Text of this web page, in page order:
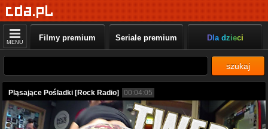
MENU Filmy premium Seriale premium Dla dzieci
szukaj
Pląsające Pośladki [Rock Radio] 00:04:05